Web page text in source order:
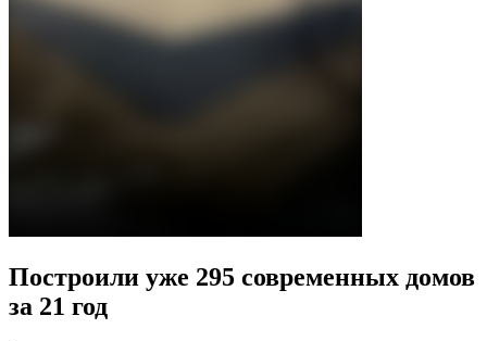
Построили уже 295 современных домов
за 21 год